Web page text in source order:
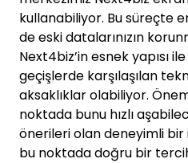
kullanabiliyor. Bu süreçte
de eski datalarınızın
Next4biz’in esnek yapısı
geçişlerde karşılaşılan
aksaklıklar olabiliyor.
noktada bunu hızlı
önerileri olan deneyimli bir
bu noktada doğru bir